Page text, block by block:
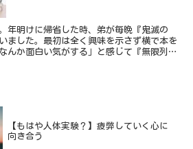
年明けに帰省した時、弟が毎晩『鬼滅の
ました。最初は全く興味を示さず横で本を
んか面白い気がする」と感じて『無限列車
【もはや人体実験？】疲弊していく心に
向き合う